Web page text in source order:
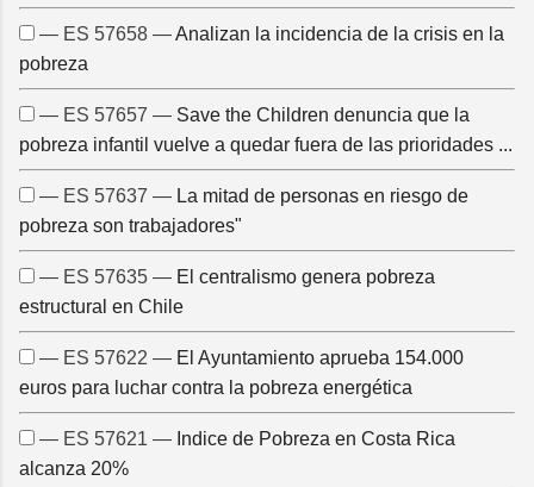
— ES 57658 —Analizan la incidencia de la crisis en la
pobreza
— ES 57657 — Save the Children denuncia que la
pobreza infantil vuelve a quedar fuera de las prioridades ...
— ES 57637 — La mitad de personas en riesgo de
pobreza son trabajadores"
— ES 57635 — El centralismo genera pobreza
estructural en Chile
— ES 57622 — El Ayuntamiento aprueba 154.000
euros para luchar contra la pobreza energética
— ES 57621 — Indice de Pobreza en Costa Rica
alcanza 20%